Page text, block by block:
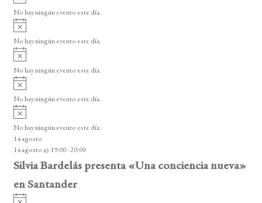
o
v
i
o
No hay ningún evento este día.
A
v
i
o
No hay ningún evento este día.
A
v
i
o
No hay ningún evento este día.
A
v
i
o
No hay ningún evento este día.
A
v
i
s
o
No hay ningún evento este día.
14 agosto
14 agosto @ 19:00-20:00
Silvia Bardelás presenta «Una conciencia nueva»
en Santander
A